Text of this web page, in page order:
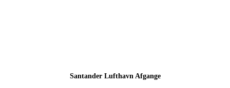
Santander Lufthavn Afgange